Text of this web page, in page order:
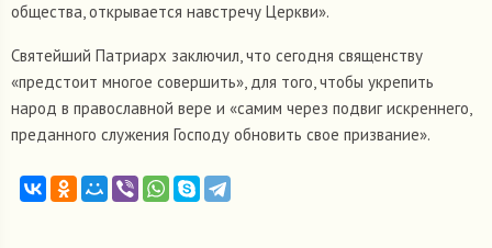
общества, открывается навстречу Церкви».
Святейший Патриарх заключил, что сегодня священству
«предстоит многое совершить», для того, чтобы укрепить
народ в православной вере и «самим через подвиг искреннего,
преданного служения Господу обновить свое призвание».